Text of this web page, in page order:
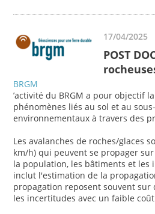
17/04/2025
POST
BRGM
’activité du BRGM a pour objectif
phénomènes liés au sol et au
environnementaux à travers des
Les avalanches de roches/glaces
km/h) qui peuvent se propager
la population, les bâtiments et les
inclut l'estimation de la
propagation reposent souvent
les incertitudes avec un faible